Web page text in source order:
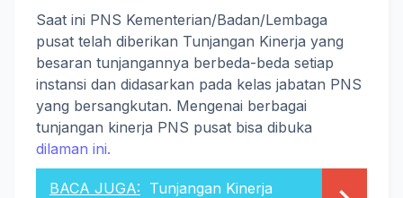
Saat ini PNS Kementerian/Badan/Lembaga
pusat telah diberikan Tunjangan Kinerja yang
besaran tunjangannya berbeda-beda setiap
instansi dan didasarkan pada kelas jabatan PNS
yang bersangkutan. Mengenai berbagai
tunjangan kinerja PNS pusat bisa dibuka
dilaman ini.
BACA JUGA: Tunjangan Kinerja